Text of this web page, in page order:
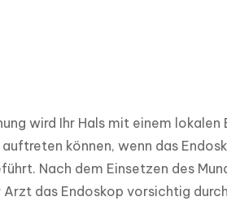
wird Ihr Hals mit einem
auftreten können, wenn das
Nach dem Einsetzen des
Arzt das Endoskop vorsichtig